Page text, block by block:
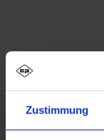
Zustimmung
Eigenschaften
Spind Evolo
mm, Korpus